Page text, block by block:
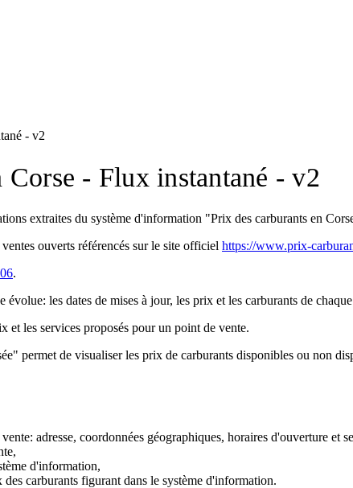
- v2
Corse - Flux instantané - v2
extraites du système d'information "Prix des carburants en
ouverts référencés sur le site officiel https://www.prix-
.
évolue: les dates de mises à jour, les prix et les carburants de
et les services proposés pour un point de vente.
permet de visualiser les prix de carburants disponibles ou non
adresse, coordonnées géographiques, horaires d'ouverture et
d'information,
des carburants figurant dans le système d'information.